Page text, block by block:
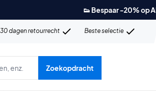
👟 Bespaar -20% op
30 dagen retourrecht Beste selectie
etc.
Zoekopdracht